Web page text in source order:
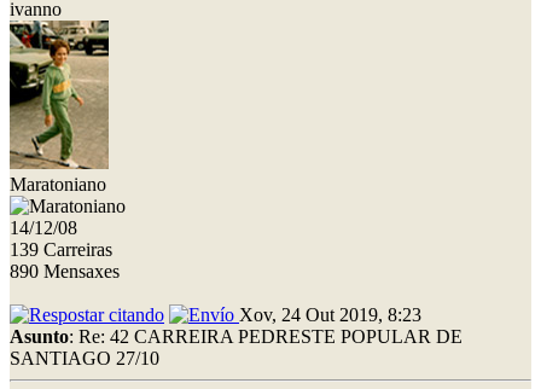
ivanno
Maratoniano
14/12/08
139 Carreiras
890 Mensaxes
Xov, 24 Out 2019, 8:23
Asunto: Re: 42 CARREIRA PEDRESTE POPULAR DE
SANTIAGO 27/10